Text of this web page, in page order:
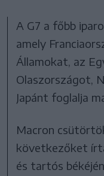
A G7 a főbb
amely
Államokat, az
Olaszországot,
Japánt foglalja
Macron
következőket
és tartós